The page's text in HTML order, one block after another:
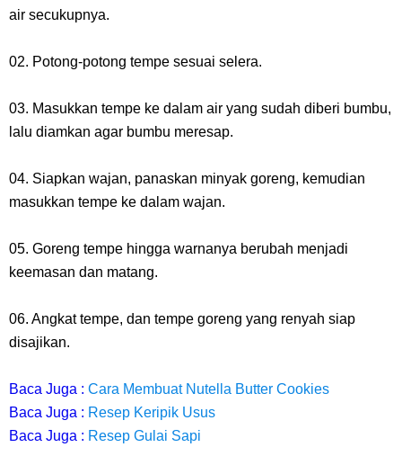
air secukupnya.
02. Potong-potong tempe sesuai selera.
03. Masukkan tempe ke dalam air yang sudah diberi bumbu,
lalu diamkan agar bumbu meresap.
04. Siapkan wajan, panaskan minyak goreng, kemudian
masukkan tempe ke dalam wajan.
05. Goreng tempe hingga warnanya berubah menjadi
keemasan dan matang.
06. Angkat tempe, dan tempe goreng yang renyah siap
disajikan.
Baca Juga : Cara Membuat Nutella Butter Cookies
Baca Juga : Resep Keripik Usus
Baca Juga : Resep Gulai Sapi